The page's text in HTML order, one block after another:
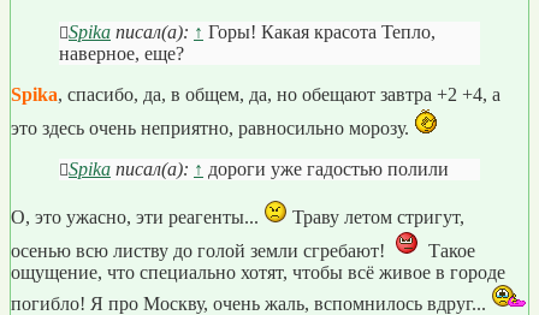
Spika писал(а): ↑ Горы! Какая красота Тепло,
наверное, еще?
Spika, спасибо, да, в общем, да, но обещают завтра +2 +4, а
это здесь очень неприятно, равносильно морозу.
Spika писал(а): ↑ дороги уже гадостью полили
О, это ужасно, эти реагенты...
Траву летом стригут,
осенью всю листву до голой земли сгребают!
Такое
ощущение, что специально хотят, чтобы всё живое в городе
погибло! Я про Москву, очень жаль, вспомнилось вдруг...